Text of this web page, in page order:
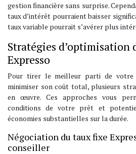
gestion financière sans surprise.
taux d’intérêt pourraient baisser
taux variable pourrait s’avérer plus
Stratégies d’optimisation
Expresso
Pour tirer le meilleur parti de votre
minimiser son coût total, plusieurs
en œuvre. Ces approches vous
conditions de votre prêt et
économies substantielles sur la durée.
Négociation du taux fixe
conseiller